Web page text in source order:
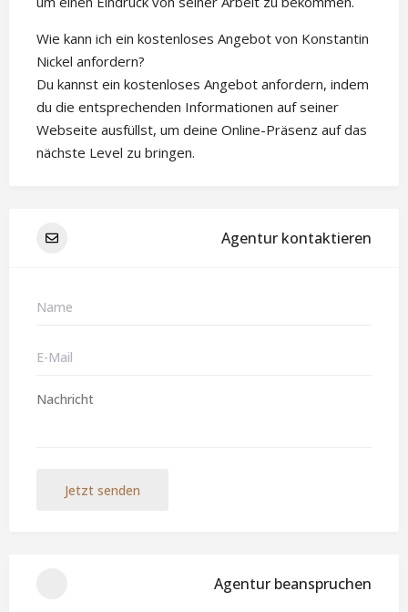
Wie kann ich ein kostenloses Angebot von Konstantin
Nickel anfordern?
Du kannst ein kostenloses Angebot anfordern, indem
du die entsprechenden Informationen auf seiner
Webseite ausfüllst, um deine Online-Präsenz auf das
nächste Level zu bringen.
Agentur kontaktieren
Jetzt senden
Agentur beanspruchen